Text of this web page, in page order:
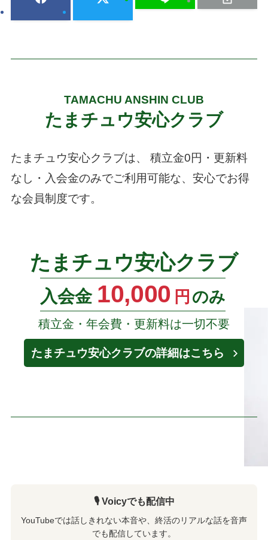
TAMACHU ANSHIN CLUB
たまチュウ安心クラブ
たまチュウ安心クラブは、
積立金0円・更新料
なし・入会金のみでご利用可能な、安心でお得
な会員制度です。
たまチュウ安心クラブ
入会金 10,000 円 のみ
積立金・年会費・更新料は一切不要
たまチュウ安心クラブの詳細はこちら
🎙️ Voicyでも配信中
YouTubeでは話しきれない本音や、終活のリアルな話を音声
でも配信しています。